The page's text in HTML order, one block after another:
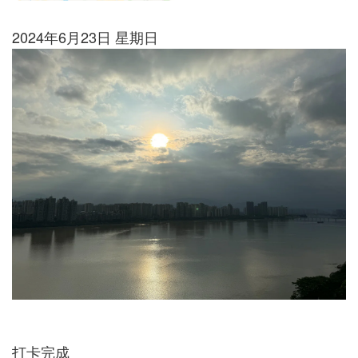
2024年6月23日 星期日
打卡完成